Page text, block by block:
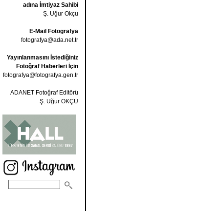
adına İmtiyaz Sahibi
Ş. Uğur Okçu
E-Mail Fotografya
fotografya@ada.net.tr
Yayınlanmasını İstediğiniz
Fotoğraf Haberleri İçin
fotografya@fotografya.gen.tr
ADANET Fotoğraf Editörü
Ş. Uğur OKÇU